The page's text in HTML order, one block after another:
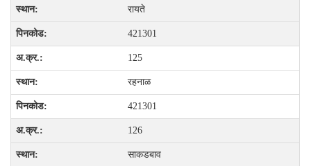
रायते
421301
125
रहनाळ
421301
126
साकडबाव